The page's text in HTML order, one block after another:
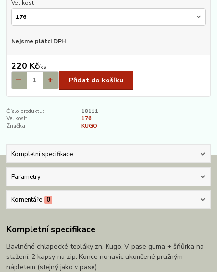
Velikost
Nejsme plátci DPH
220 Kč/ks
Přidat do košíku
Číslo produktu:
18111
Velikost:
176
Značka:
KUGO
Kompletní specifikace
Parametry
Komentáře 0
Kompletní specifikace
Bavlněné chlapecké tepláky zn. Kugo. V pase guma + šňůrka na
stažení. 2 kapsy na zip. Konce nohavic ukončené pružným
nápletem (stejný jako v pase).